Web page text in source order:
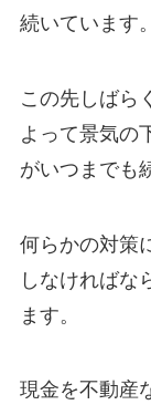
続いています。
この先しばら
よって景気の
がいつまでも
何らかの対策
しなければな
ます。
現金を不動産